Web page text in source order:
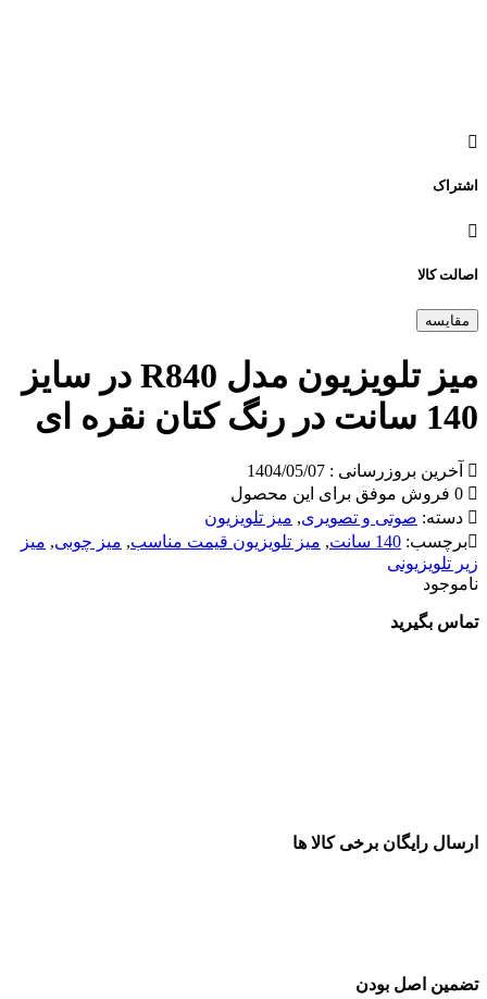
اشتراک
اصالت کالا
مقایسه
میز تلویزیون مدل R840 در سایز
140 سانت در رنگ کتان نقره ای
آخرین بروزرسانی : 1404/05/07
دسته: صوتی و تصویری, میز تلویزیون
برچسب: 140 سانت , میز تلویزیون قیمت مناسب, میز چوبی, میز
زیر تلویزیونی
ناموجود
تماس بگیرید
ارسال رایگان برخی کالا ها
تضمین اصل بودن